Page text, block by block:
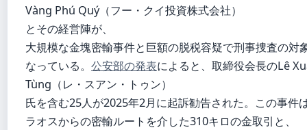
Vàng Phú Quý（フー・クイ投資株式会社）
とその経営陣が、
大規模な金塊密輸事件と巨額の脱税容疑で刑事捜査の対
なっている。 公安部の発表によると、取締役会長のLê
Tùng（レ・スアン・トゥン）
氏を含む25人が2025年2月に起訴勧告された。この事件
ラオスからの密輸ルートを介した310キロの金取引と、